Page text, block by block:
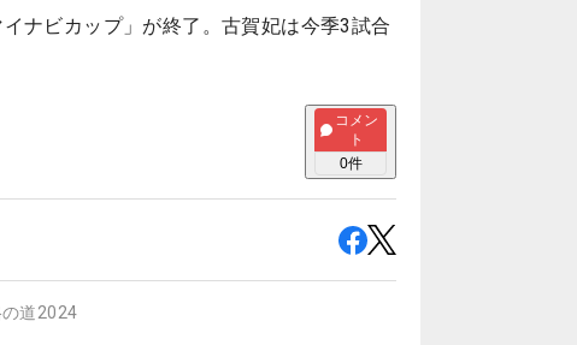
ナビカップ」が終了。古賀妃は今季3試合
コメン
ト
0件
道2024